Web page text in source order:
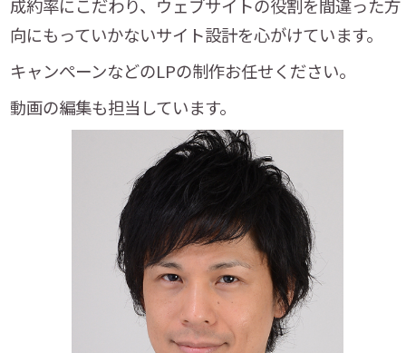
成約率にこだわり、ウェブサイトの役割を間違った方
向にもっていかないサイト設計を心がけています。
キャンぺーンなどのLPの制作お任せください。
動画の編集も担当しています。